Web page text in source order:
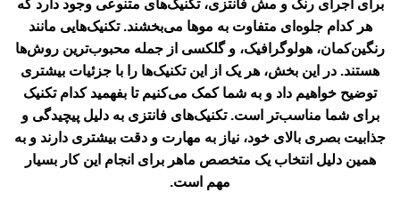
برای اجرای رنگ و مش فانتزی، تکنیک‌های متنوعی وجود دارد که
هر کدام جلوه‌ای متفاوت به موها می‌بخشند. تکنیک‌هایی مانند
رنگین‌کمان، هولوگرافیک، و گلکسی از جمله محبوب‌ترین روش‌ها
هستند. در این بخش، هر یک از این تکنیک‌ها را با جزئیات بیشتری
توضیح خواهیم داد و به شما کمک می‌کنیم تا بفهمید کدام تکنیک
برای شما مناسب‌تر است. تکنیک‌های فانتزی به دلیل پیچیدگی و
جذابیت بصری بالای خود، نیاز به مهارت و دقت بیشتری دارند و به
همین دلیل انتخاب یک متخصص ماهر برای انجام این کار بسیار
مهم است.